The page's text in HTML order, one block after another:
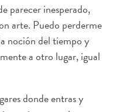
parecer inesperado,
arte. Puedo perderme
noción del tiempo y
a otro lugar, igual
donde entras y